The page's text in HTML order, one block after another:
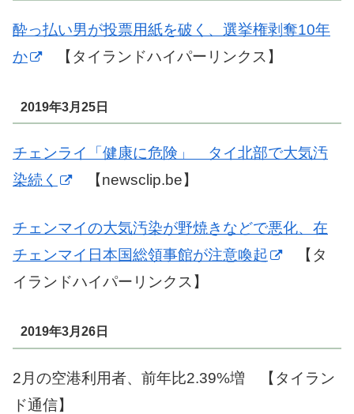
酔っ払い男が投票用紙を破く、選挙権剥奪10年
か
【タイランドハイパーリンクス】
2019年3月25日
チェンライ「健康に危険」 タイ北部で大気汚
染続く
【newsclip.be】
チェンマイの大気汚染が野焼きなどで悪化、在
チェンマイ日本国総領事館が注意喚起
【タ
イランドハイパーリンクス】
2019年3月26日
2月の空港利用者、前年比2.39%増 【タイラン
ド通信】